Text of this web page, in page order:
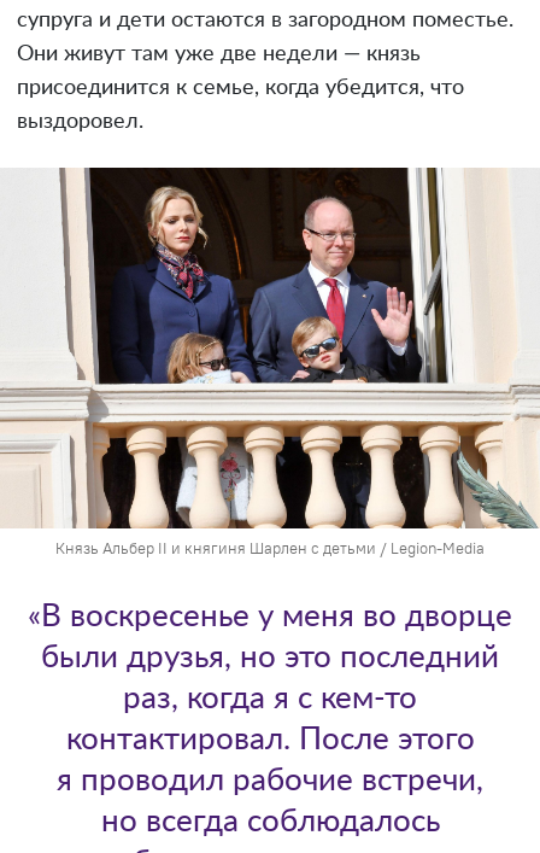
супруга и дети остаются в загородном поместье.
Они живут там уже две недели — князь
присоединится к семье, когда убедится, что
выздоровел.
Князь Альбер II и княгиня Шарлен с детьми / Legion-Media
«В воскресенье у меня во дворце
были друзья, но это последний
раз, когда я с кем-то
контактировал. После этого
я проводил рабочие встречи,
но всегда соблюдалось